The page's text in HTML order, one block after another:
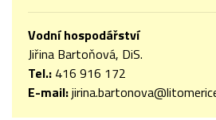
Vodní hospodářství
Jiřina Bartoňová, DiS.
Tel.: 416 916 172
E-mail: